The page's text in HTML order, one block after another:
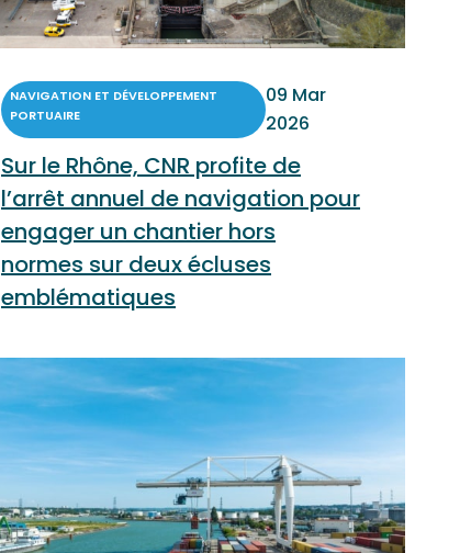
NAVIGATION ET DÉVELOPPEMENT
PORTUAIRE
09 Mar
2026
Sur le Rhône, CNR profite de
l’arrêt annuel de navigation pour
engager un chantier hors
normes sur deux écluses
emblématiques